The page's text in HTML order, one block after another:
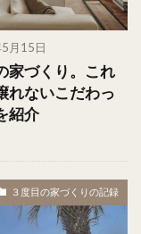
月15日
家づくり。これ
れないこだわっ
紹介
３度目の家づくりの記録